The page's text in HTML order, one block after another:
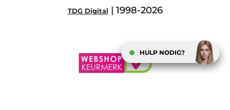
TDG Digital | 1998-2026
HULP NODIG?